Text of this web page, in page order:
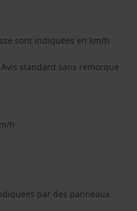
sont indiquées en km/h
standard sans remorque
h
par des panneaux.